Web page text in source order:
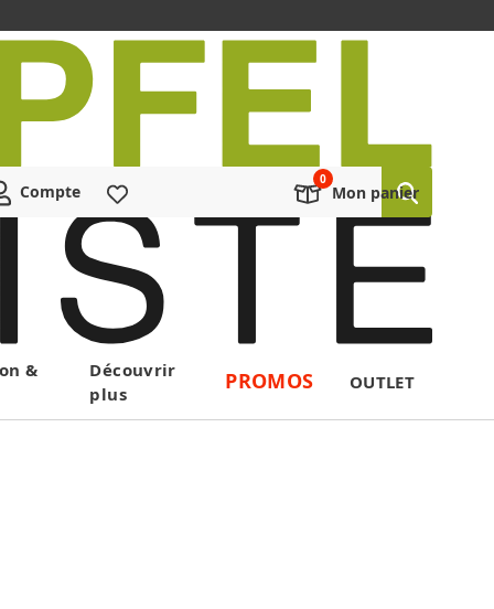
Compte Mon panier
&
Découvrir
plus
PROMOS OUTLET